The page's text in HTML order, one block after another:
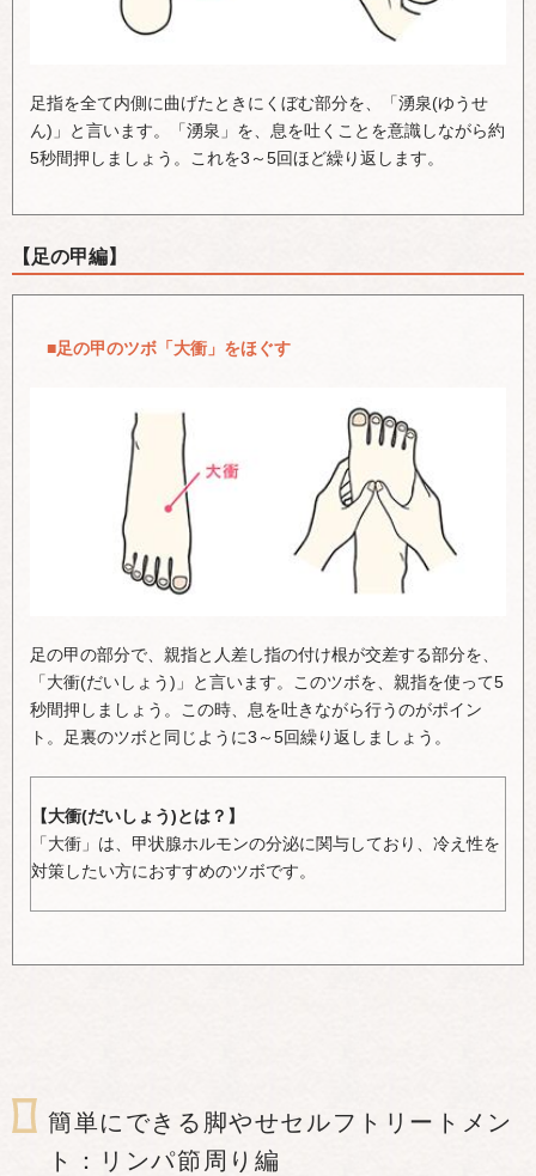
足指を全て内側に曲げたときにくぼむ部分を、「湧泉(ゆうせ
ん)」と言います。「湧泉」を、息を吐くことを意識しながら約
5秒間押しましょう。これを3～5回ほど繰り返します。
【足の甲編】
■足の甲のツボ「大衝」をほぐす
足の甲の部分で、親指と人差し指の付け根が交差する部分を、
「大衝(だいしょう)」と言います。このツボを、親指を使って5
秒間押しましょう。この時、息を吐きながら行うのがポイン
ト。足裏のツボと同じように3～5回繰り返しましょう。
【大衝(だいしょう)とは？】
「大衝」は、甲状腺ホルモンの分泌に関与しており、冷え性を
対策したい方におすすめのツボです。
簡単にできる脚やせセルフトリートメン
ト：リンパ節周り編